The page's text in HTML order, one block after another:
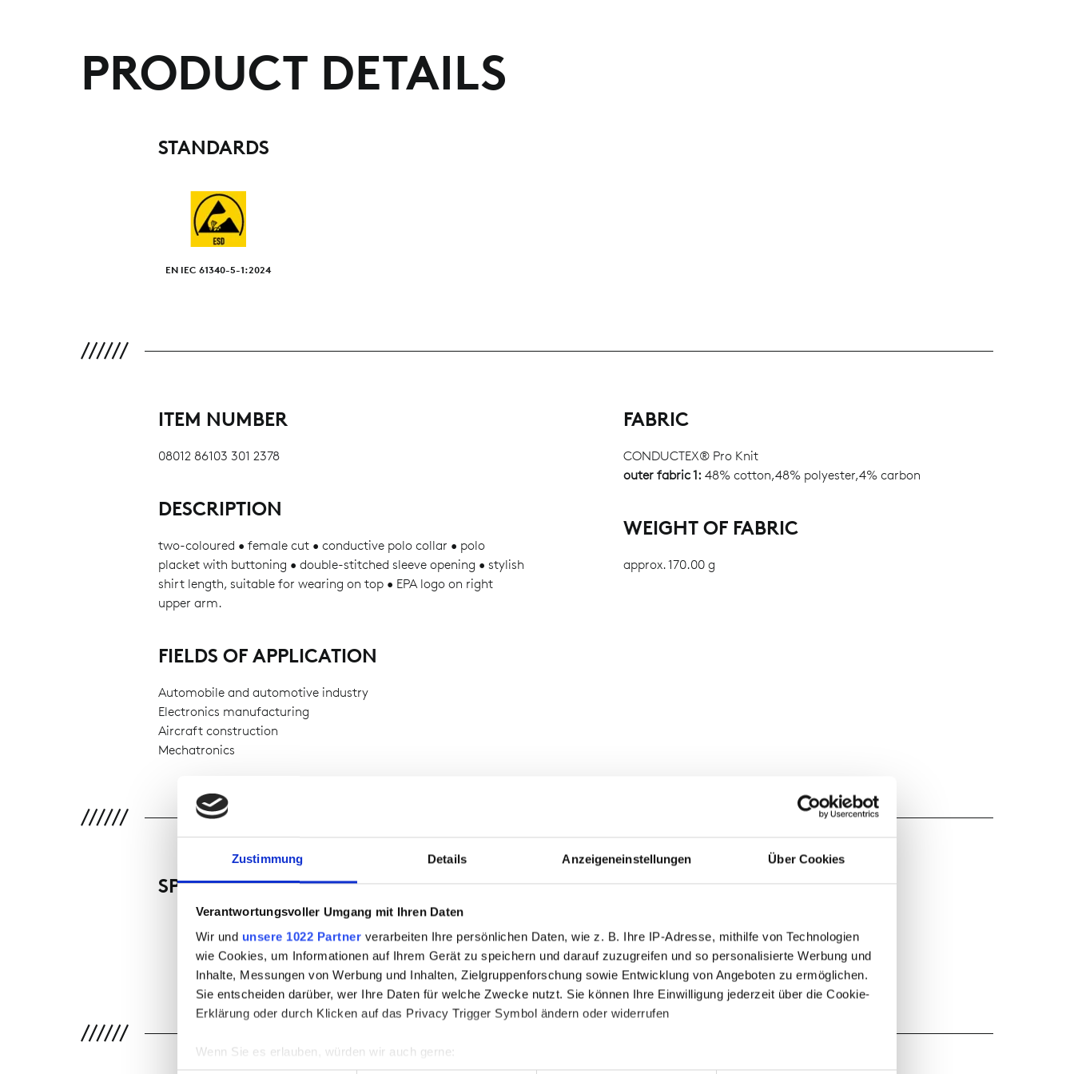
Zustimmung Details Anzeigeneinstellungen Über Cookies
Verantwortungsvoller Umgang mit Ihren Daten
Wir und unsere 1022 Partner verarbeiten Ihre persönlichen Daten, wie z. B. Ihre IP-Adresse, mithilfe von Technologien
wie Cookies, um Informationen auf Ihrem Gerät zu speichern und darauf zuzugreifen und so personalisierte Werbung und
Inhalte, Messungen von Werbung und Inhalten, Zielgruppenforschung sowie Entwicklung von Angeboten zu ermöglichen.
Sie entscheiden darüber, wer Ihre Daten für welche Zwecke nutzt. Sie können Ihre Einwilligung jederzeit über die Cookie-
Erklärung oder durch Klicken auf das Privacy Trigger Symbol ändern oder widerrufen
Wenn Sie es erlauben, würden wir auch gerne:
PRODUCT DETAILS
STANDARDS
EN IEC 61340-5-1:2024
ITEM NUMBER
08012 86103 301 2378
DESCRIPTION
two-coloured • female cut • conductive polo collar • polo
placket with buttoning • double-stitched sleeve opening • stylish
shirt length, suitable for wearing on top • EPA logo on right
upper arm.
FIELDS OF APPLICATION
Automobile and automotive industry
Electronics manufacturing
Aircraft construction
Mechatronics
FABRIC
CONDUCTEX® Pro Knit
outer fabric 1: 48% cotton,48% polyester,4% carbon
WEIGHT OF FABRIC
approx. 170.00 g
SPECIAL FEATURES
ÖKOTEX